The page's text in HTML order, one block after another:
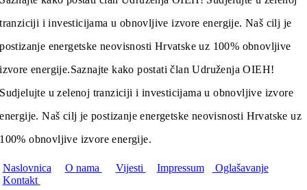
tranziciji i investicijama u obnovljive izvore energije. Naš cilj je
postizanje energetske neovisnosti Hrvatske uz 100% obnovljive
izvore energije.Saznajte kako postati član Udruženja OIEH!
Sudjelujte u zelenoj tranziciji i investicijama u obnovljive izvore
energije. Naš cilj je postizanje energetske neovisnosti Hrvatske uz
100% obnovljive izvore energije.
Naslovnica O nama Vijesti Impressum
Oglašavanje
Kontakt